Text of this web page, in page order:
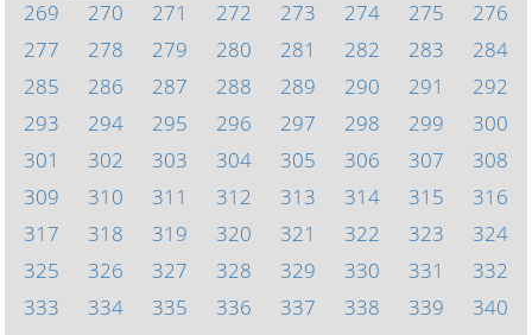
269
270 271 272 273 274 275
276
277
278 279 280 281 282 283
284
285
286 287 288 289 290 291
292
293
294 295 296 297 298 299
300
301
302 303 304 305 306 307
308
309
310 311 312 313 314 315
316
317
318 319 320 321 322 323
324
325
326 327 328 329 330 331
332
333
334 335 336 337 338 339
340